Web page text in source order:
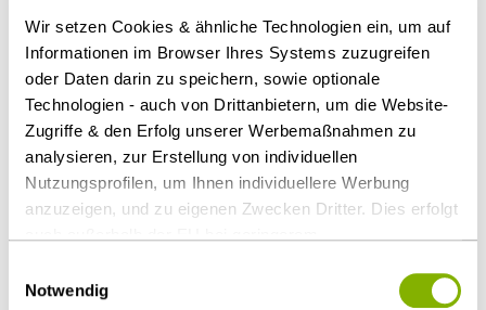
Wir setzen Cookies & ähnliche Technologien ein, um auf
Informationen im Browser Ihres Systems zuzugreifen
oder Daten darin zu speichern, sowie optionale
Technologien - auch von Drittanbietern, um die Website-
Zugriffe & den Erfolg unserer Werbemaßnahmen zu
analysieren, zur Erstellung von individuellen
Nutzungsprofilen, um Ihnen individuellere Werbung
anzuzeigen, und zu eigenen Zwecken Dritter. Dies erfolgt
Regelungen das Risiko des staatlichen Zugriffs &
Notwendig
Arbitration“ (ein Problem, welches sich im
diesjährigen Fall stellt), begleitet von Workshops, die
von der Bucerius Law School organisiert werden. Auf
diese Weise hat sich der Hanseatic CAM CCBC Pre-
Moot mittlerweile zu einem „Muss“ für alle
Teilnehmer des Vis Moot entwickelt.